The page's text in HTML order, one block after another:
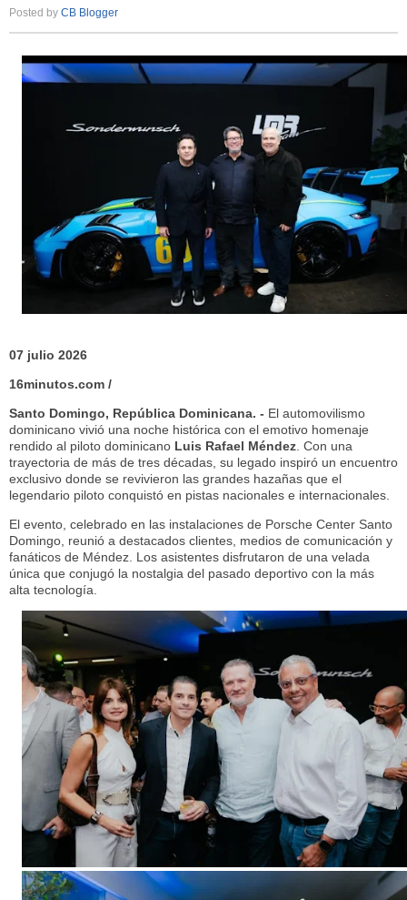
Posted by CB Blogger
07 julio 2026
16minutos.com /
Santo Domingo, República Dominicana. - El automovilismo
dominicano vivió una noche histórica con el emotivo homenaje
rendido al piloto dominicano Luis Rafael Méndez . Con una
trayectoria de más de tres décadas, su legado inspiró un encuentro
exclusivo donde se revivieron las grandes hazañas que el
legendario piloto conquistó en pistas nacionales e internacionales.
El evento, celebrado en las instalaciones de Porsche Center Santo
Domingo, reunió a destacados clientes, medios de comunicación y
fanáticos de Méndez. Los asistentes disfrutaron de una velada
única que conjugó la nostalgia del pasado deportivo con la más
alta tecnología.